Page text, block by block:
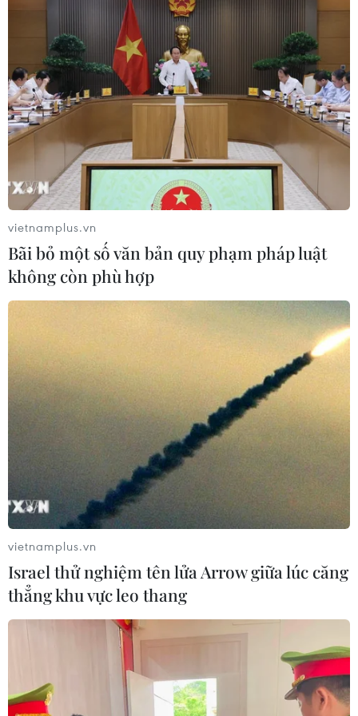
hiện vi phạm pháp luật như cho vay nặng lãi, tín dụng
đen, đòi nợ.
Tăng chậm hơn thế giới, chênh lệch vàng
nội-ngoại lên hơn 400.000 đồng
29/08/2019 03:27
Phiên sáng 29/8, giá vàng trong nước gần như đi
ngang, thậm chí có doanh nghiệp còn giảm giá bán vài
chục nghìn đồng mỗi lượng, do vậy đã nới rộng chênh
lệch với vàng thế giới.
vietnamplus.vn
Bãi bỏ một số văn bản quy phạm pháp luật
không còn phù hợp
vietnamplus.vn
Israel thử nghiệm tên lửa Arrow giữa lúc căng
thẳng khu vực leo thang